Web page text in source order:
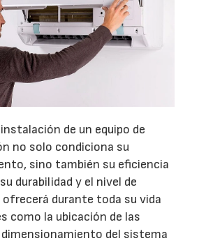
de un equipo de
no solo condiciona su
sino también su eficiencia
durabilidad y el nivel de
durante toda su vida
como la ubicación de las
dimensionamiento del sistema